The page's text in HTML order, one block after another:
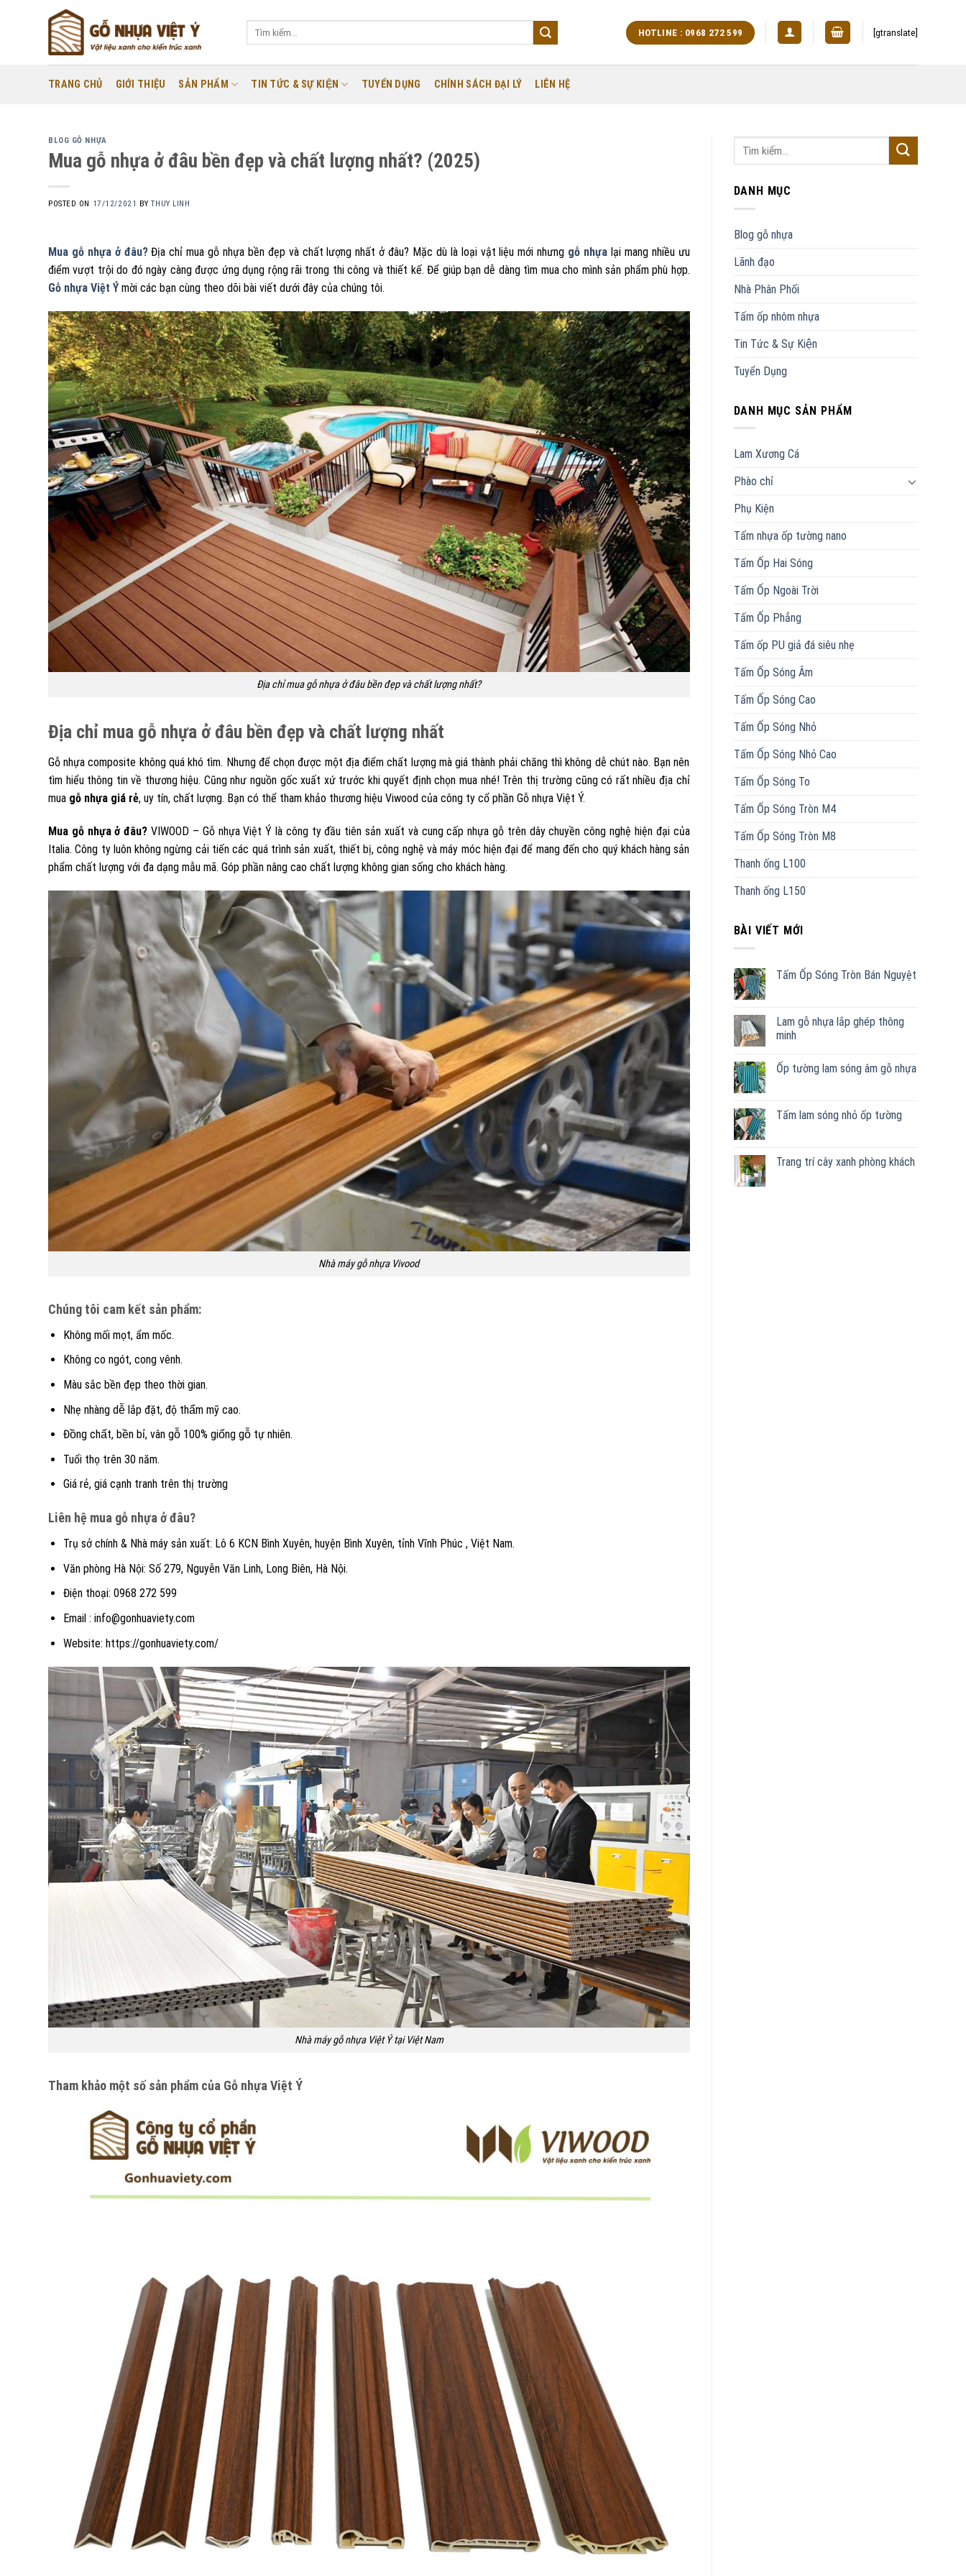
HOTLINE : 0968 272 599 [gtranslate]
TRANG CHỦ GIỚI THIỆU SẢN PHẨM TIN TỨC & SỰ KIỆN TUYỂN DỤNG CHÍNH SÁCH ĐẠI LÝ LIÊN HỆ
BLOG GỖ NHỰA
Mua gỗ nhựa ở đâu bền đẹp và chất lượng nhất? (2025)
POSTED ON 17/12/2021 BYTHUY LINH
Mua gỗ nhựa ở đâu?Địa chỉ mua gỗ nhựa bền đẹp và chất lượng nhất ở đâu? Mặc dù là loại vật liệu mới nhưng gỗ nhựalại mang nhiều ưu
điểm vượt trội do đó ngày càng được ứng dụng rộng rãi trong thi công và thiết kế. Để giúp bạn dễ dàng tìm mua cho mình sản phẩm phù hợp.
Gỗ nhựa Việt Ý mời các bạn cùng theo dõi bài viết dưới đây của chúng tôi.
Địa chỉ mua gỗ nhựa ở đâu bền đẹp và chất lượng nhất?
Địa chỉ mua gỗ nhựa ở đâu bền đẹp và chất lượng nhất
Gỗ nhựa composite không quá khó tìm. Nhưng để chọn được một địa điểm chất lượng mà giá thành phải chăng thì không dễ chút nào. Bạn nên
tìm hiểu thông tin về thương hiệu. Cũng như nguồn gốc xuất xứ trước khi quyết định chọn mua nhé! Trên thị trường cũng có rất nhiều địa chỉ
mua gỗ nhựa giá rẻ, uy tín, chất lượng. Bạn có thể tham khảo thương hiệu Viwood của công ty cổ phần Gỗ nhựa Việt Ý.
Mua gỗ nhựa ở đâu? VIWOOD – Gỗ nhựa Việt Ý là công ty đầu tiên sản xuất và cung cấp nhựa gỗ trên dây chuyền công nghệ hiện đại của
Italia. Công ty luôn không ngừng cải tiến các quá trình sản xuất, thiết bị, công nghệ và máy móc hiện đại để mang đến cho quý khách hàng sản
phẩm chất lượng với đa dạng mẫu mã. Góp phần nâng cao chất lượng không gian sống cho khách hàng.
Nhà máy gỗ nhựa Vivood
Chúng tôi cam kết sản phẩm:
Không mối mọt, ẩm mốc.
Không co ngót, cong vênh.
Màu sắc bền đẹp theo thời gian.
Nhẹ nhàng dễ lắp đặt, độ thẩm mỹ cao.
Đồng chất, bền bỉ, vân gỗ 100% giống gỗ tự nhiên.
Tuổi thọ trên 30 năm.
Giá rẻ, giá cạnh tranh trên thị trường
Liên hệ mua gỗ nhựa ở đâu?
Trụ sở chính & Nhà máy sản xuất: Lô 6 KCN Bình Xuyên, huyện Bình Xuyên, tỉnh Vĩnh Phúc , Việt Nam.
Văn phòng Hà Nội: Số 279, Nguyễn Văn Linh, Long Biên, Hà Nội.
Điện thoại: 0968 272 599
Email : info@gonhuaviety.com
Website: https://gonhuaviety.com/
Nhà máy gỗ nhựa Việt Ý tại Việt Nam
Tham khảo một số sản phẩm của Gỗ nhựa Việt Ý
DANH MỤC
Blog gỗ nhựa
Lãnh đạo
Nhà Phân Phối
Tấm ốp nhôm nhựa
Tin Tức & Sự Kiện
Tuyển Dụng
DANH MỤC SẢN PHẨM
Lam Xương Cá
Phào chỉ
Phụ Kiện
Tấm nhựa ốp tường nano
Tấm Ốp Hai Sóng
Tấm Ốp Ngoài Trời
Tấm Ốp Phẳng
Tấm ốp PU giả đá siêu nhẹ
Tấm Ốp Sóng Âm
Tấm Ốp Sóng Cao
Tấm Ốp Sóng Nhỏ
Tấm Ốp Sóng Nhỏ Cao
Tấm Ốp Sóng To
Tấm Ốp Sóng Tròn M4
Tấm Ốp Sóng Tròn M8
Thanh ống L100
Thanh ống L150
BÀI VIẾT MỚI
Tấm Ốp Sóng Tròn Bán Nguyệt
Lam gỗ nhựa lắp ghép thông
minh
Ốp tường lam sóng âm gỗ nhựa
Tấm lam sóng nhỏ ốp tường
Trang trí cây xanh phòng khách